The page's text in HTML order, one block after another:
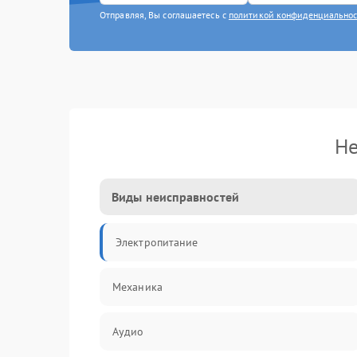
Отправляя, Вы соглашаетесь с политикой
Виды неисправностей
Электропитание
Механика
Аудио